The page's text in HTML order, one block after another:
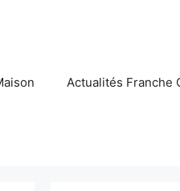
Actualités Franche